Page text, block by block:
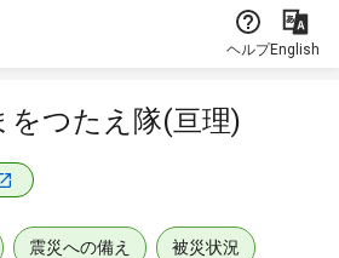
ヘルプEnglish
をつたえ隊(亘理)
震災への備え 被災状況